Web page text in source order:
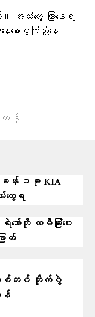
တွေ ကြားနေရ
ောင့်ကြည့်နေ
းကန့်
း ၁ခု KIA
ေရ
ာ်ကို ထမီခြုံပေး
ာက်
စစ်တပ် တိုက်ပွဲ
န်